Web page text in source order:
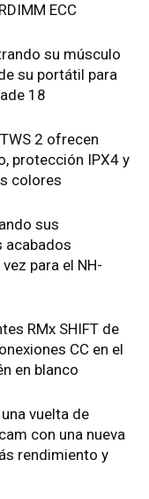
ECC
su músculo
su portátil para
18
2 ofrecen
protección IPX4 y
colores
sus
acabados
para el NH-
RMx SHIFT de
CC en el
en blanco
vuelta de
con una nueva
rendimiento y